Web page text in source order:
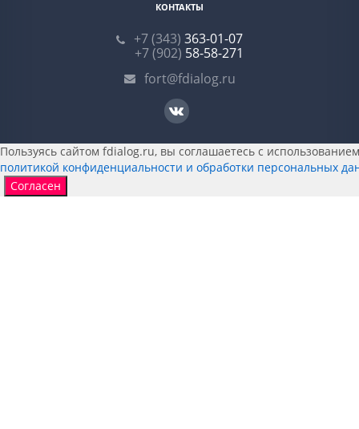
КОНТАКТЫ
+7 (343) 363-01-07
+7 (902) 58-58-271
fort@fdialog.ru
Пользуясь сайтом fdialog.ru, вы соглашаетесь с
политикой конфиденциальности и обработки персональных
Согласен